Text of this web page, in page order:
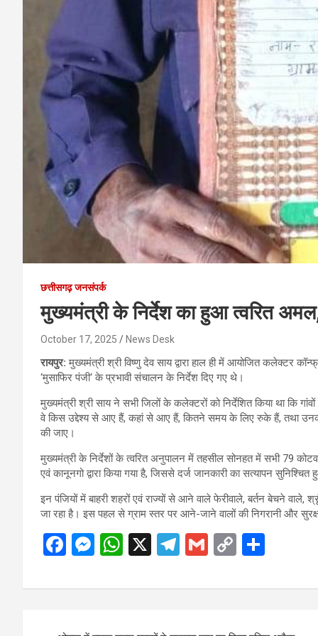
छत्तीसगढ़ जनसंपर्क
मुख्यमंत्री के निर्देश का हुआ त्वरित
October 17, 2025 News Desk
रायपुर: मुख्यमंत्री श्री विष्णु देव साय द्वारा हाल ही में आयोजित कलेक्टर
‘मुसाफिर पंजी‘ के प्रभावी संचालन के निर्देश दिए गए थे।
मुख्यमंत्री श्री साय ने सभी जिलों के कलेक्टरों को निर्देशित किया था कि गांवों
वे किस उद्देश्य से आए हैं, कहां से आए हैं, कितने समय के लिए रुके हैं, तथा उनका
की जाए।
मुख्यमंत्री के निर्देशों के त्वरित अनुपालन में तहसील सोनहत में सभी 79
एवं कानूनगो द्वारा किया गया है, जिससे दर्ज जानकारी का सत्यापन सुनिश्चित
इन पंजियों में बाहरी शहरों एवं राज्यों से आने वाले फेरीवाले, बर्तन बेचने वाले,
जा रहा है। इस पहल से ग्राम स्तर पर आने-जाने वालों की निगरानी और
F
ce
M
se
W
at
X
T
e
G
ail
C
py ar